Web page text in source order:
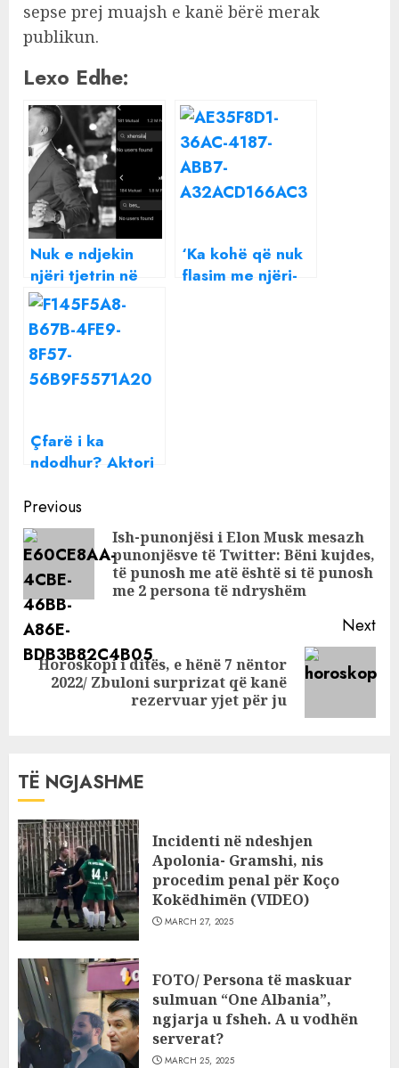
sepse prej muajsh e kanë bërë merak
publikun.
Lexo Edhe:
Nuk e ndjekin
njëri tjetrin në
Instagram, fotot
e dasmës
“shpëtojnë” pa u
fshirë nga
Xhensila Myrtezaj
‘Ka kohë që nuk
flasim me njëri-
Çfarë i ka
ndodhur? Aktori
përfundon në
spital
Continue
Reading
Previous
Ish-punonjësi i Elon Musk mesazh
punonjësve të Twitter: Bëni kujdes,
të punosh me atë është si të punosh
me 2 persona të ndryshëm
Next
Next
Horoskopi i ditës, e hënë 7 nëntor
2022/ Zbuloni surprizat që kanë
rezervuar yjet për ju
TË NGJASHME
Incidenti në ndeshjen
Apolonia- Gramshi, nis
procedim penal për Koço
Kokëdhimën (VIDEO)
MARCH 27, 2025
FOTO/ Persona të maskuar
sulmuan “One Albania”,
ngjarja u fsheh. A u vodhën
serverat?
MARCH 25, 2025